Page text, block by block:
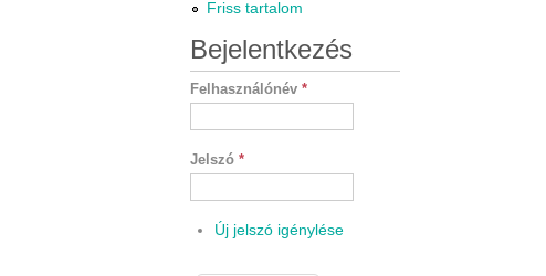
Friss tartalom
Bejelentkezés
Felhasználónév *
Jelszó *
Új jelszó igénylése